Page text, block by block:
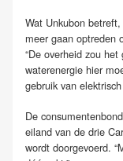
Wat Unkubon
meer gaan optreden
“De overheid zou
waterenergie hier
gebruik van elektrisch
De
eiland van de drie
wordt doorgevoerd.